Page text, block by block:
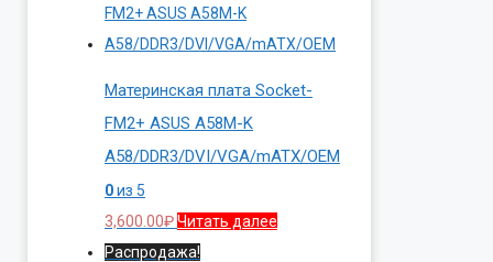
2,600.00₽.
Материнская плата Socket-
FM2+ ASUS A58M-K
A58/DDR3/DVI/VGA/mATX/OEM
0из 5
3,600.00₽Читать далее
Распродажа!